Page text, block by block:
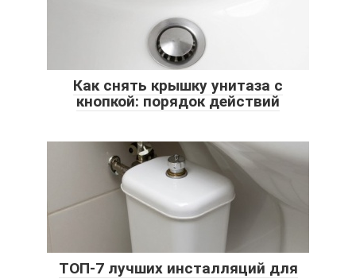
Как снять крышку унитаза с
кнопкой: порядок действий
ТОП-7 лучших инсталляций для